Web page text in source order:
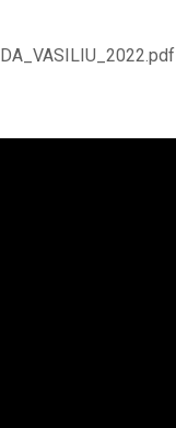
DA_VASILIU_2022.pdf